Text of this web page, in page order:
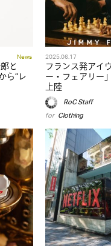
News
と
ら”レ
2025.06.17
フランス発アイ
ー・フェアリー
上陸
RoC Staff
for Clothing